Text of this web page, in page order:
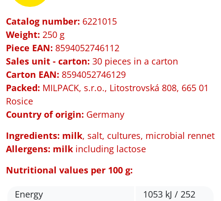
Catalog number: 6221015
Weight: 250 g
Piece EAN: 8594052746112
Sales unit - carton: 30 pieces in a carton
Carton EAN: 8594052746129
Packed: MILPACK, s.r.o., Litostrovská 808, 665 01
Rosice
Country of origin: Germany
Ingredients: milk, salt, cultures, microbial rennet
Allergens: milk including lactose
Nutritional values per 100 g:
Energy
1053 kJ / 252